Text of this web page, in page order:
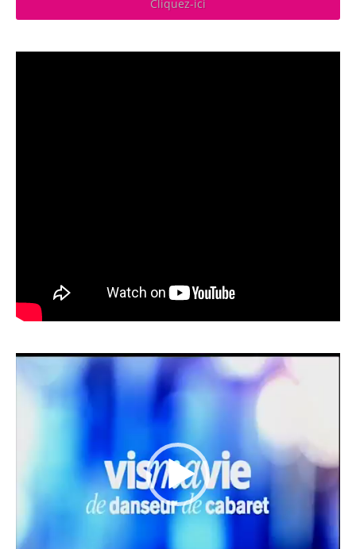
Cliquez-ici
Lecteur
vidéo